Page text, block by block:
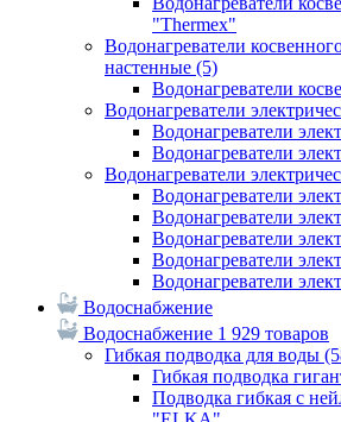
"Thermex"
Водонагреватели
настенные (5)
Водонагреватели
Водонагреватели
Водонагреватели
Водонагреватели
Водонагреватели
Водонагреватели
Водонагреватели
Водонагреватели
Водонагреватели
Водонагреватели
Водоснабжение
Водоснабжение 1 929 товаров
Гибкая подводка для воды
Гибкая подводка
Подводка гибкая с